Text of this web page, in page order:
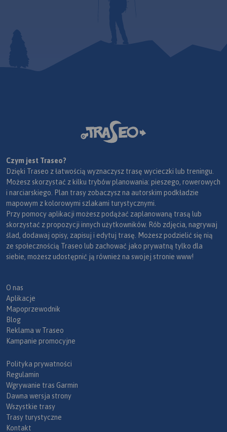
Czym jest Traseo?
Dzięki Traseo z łatwością wyznaczysz trasę wycieczki lub treningu.
Możesz skorzystać z kilku trybów planowania: pieszego, rowerowych
i narciarskiego. Plan trasy zobaczysz na autorskim podkładzie
mapowym z kolorowymi szlakami turystycznymi.
Przy pomocy aplikacji możesz podążać zaplanowaną trasą lub
skorzystać z propozycji innych użytkowników. Rób zdjęcia, nagrywaj
ślad, dodawaj opisy, zapisuj i edytuj trasę. Możesz podzielić się nią
ze społecznością Traseo lub zachować jako prywatną tylko dla
siebie, możesz udostępnić ją również na swojej stronie www!
O nas
Aplikacje
Mapoprzewodnik
Blog
Reklama w Traseo
Kampanie promocyjne
Polityka prywatności
Regulamin
Wgrywanie tras Garmin
Dawna wersja strony
Wszystkie trasy
Trasy turystyczne
Kontakt